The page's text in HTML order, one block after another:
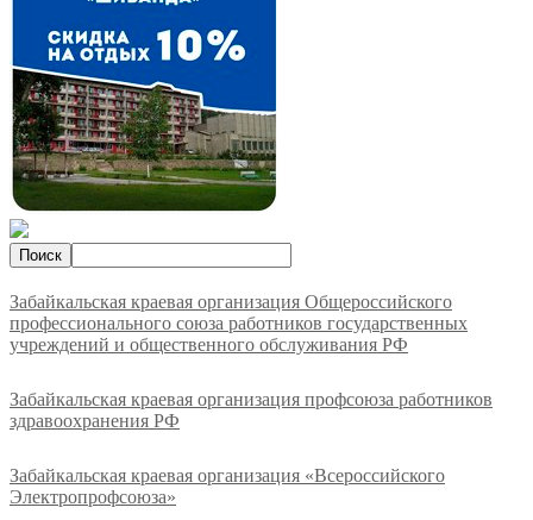
Забайкальская краевая организация Общероссийского
профессионального союза работников государственных
учреждений и общественного обслуживания РФ
Забайкальская краевая организация профсоюза работников
здравоохранения РФ
Забайкальская краевая организация «Всероссийского
Электропрофсоюза»